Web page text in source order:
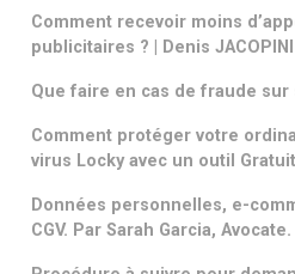
Comment recevoir moins
publicitaires ? | Denis JACOPINI
Que faire en cas de fraude sur
Comment protéger votre
virus Locky avec un outil Gratuit
Données personnelles, e-
CGV. Par Sarah Garcia, Avocate.